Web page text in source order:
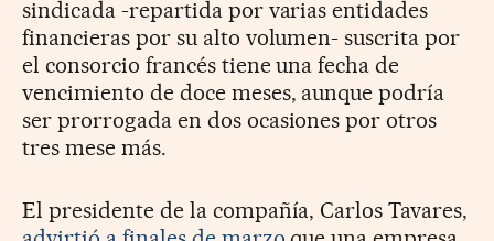
sindicada -repartida por varias entidades
financieras por su alto volumen- suscrita por
el consorcio francés tiene una fecha de
vencimiento de doce meses, aunque podría
ser prorrogada en dos ocasiones por otros
tres mese más.
El presidente de la compañía, Carlos Tavares,